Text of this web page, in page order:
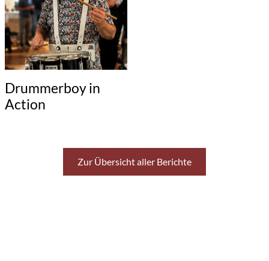
Drummerboy in
Action
Zur Übersicht aller Berichte